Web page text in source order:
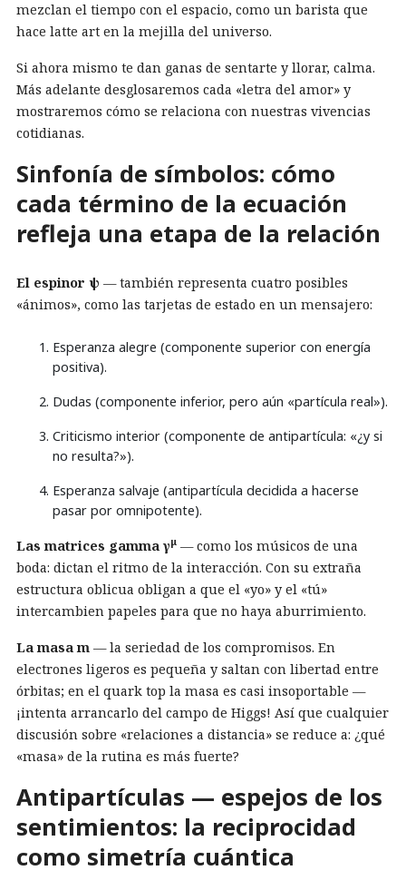
mezclan el tiempo con el espacio, como un barista que
hace latte art en la mejilla del universo.
Si ahora mismo te dan ganas de sentarte y llorar, calma.
Más adelante desglosaremos cada «letra del amor» y
mostraremos cómo se relaciona con nuestras vivencias
cotidianas.
Sinfonía de símbolos: cómo
cada término de la ecuación
refleja una etapa de la relación
El espinor ψ — también representa cuatro posibles
«ánimos», como las tarjetas de estado en un mensajero:
Esperanza alegre (componente superior con energía
positiva).
Dudas (componente inferior, pero aún «partícula real»).
Criticismo interior (componente de antipartícula: «¿y si
no resulta?»).
Esperanza salvaje (antipartícula decidida a hacerse
pasar por omnipotente).
Las matrices gamma γμ — como los músicos de una
boda: dictan el ritmo de la interacción. Con su extraña
estructura oblicua obligan a que el «yo» y el «tú»
intercambien papeles para que no haya aburrimiento.
La masa m — la seriedad de los compromisos. En
electrones ligeros es pequeña y saltan con libertad entre
órbitas; en el quark top la masa es casi insoportable —
¡intenta arrancarlo del campo de Higgs! Así que cualquier
discusión sobre «relaciones a distancia» se reduce a: ¿qué
«masa» de la rutina es más fuerte?
Antipartículas — espejos de los
sentimientos: la reciprocidad
como simetría cuántica